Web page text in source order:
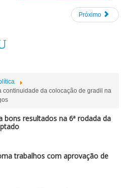
Próximo
continuidade da colocação de gradil na
bons resultados na 6ª rodada da
trabalhos com aprovação de